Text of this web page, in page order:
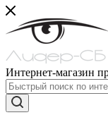
Интернет-магазин